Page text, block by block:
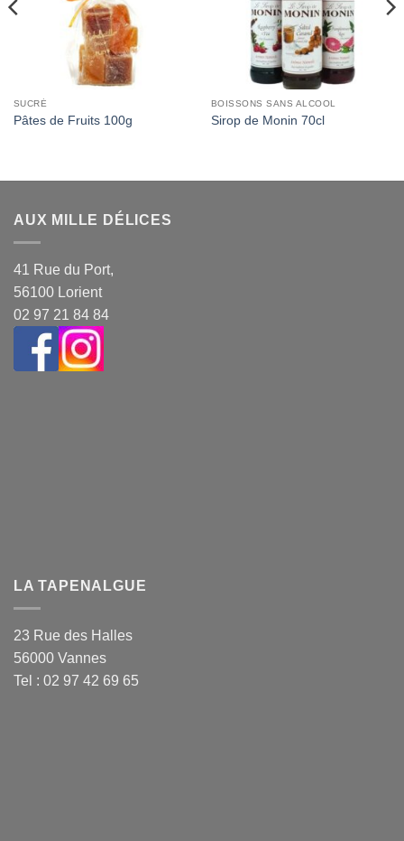
SUCRÉ
Pâtes de Fruits 100g
BOISSONS SANS ALCOOL
Sirop de Monin 70cl
AUX MILLE DÉLICES
41 Rue du Port,
56100 Lorient
02 97 21 84 84
LA TAPENALGUE
23 Rue des Halles
56000 Vannes
Tel : 02 97 42 69 65